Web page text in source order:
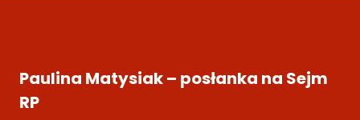
Paulina Matysiak – posłanka na Sejm
RP